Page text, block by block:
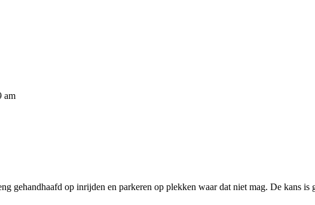
am
gehandhaafd op inrijden en parkeren op plekken waar dat niet mag. De kans